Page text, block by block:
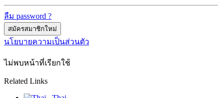
ลืม password ?
สมัครสมาชิกใหม่
นโยบายความเป็นส่วนตัว
ไม่พบหน้าที่เรียกใช้
Related Links